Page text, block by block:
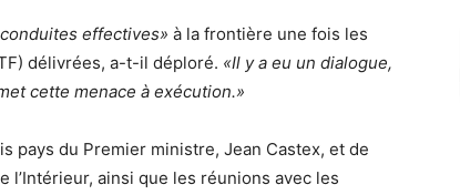
effectives» à la frontière une fois les
délivrées, a-t-il déploré. «Il y a eu un dialogue,
cette menace à exécution.»
pays du Premier ministre, Jean Castex, et de
ainsi que les réunions avec les